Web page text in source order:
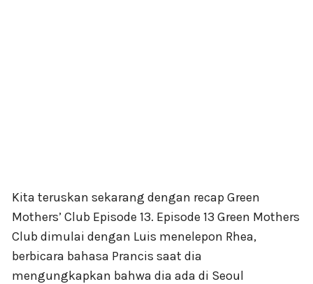
Kita teruskan sekarang dengan recap Green
Mothers’ Club Episode 13. Episode 13 Green Mothers
Club dimulai dengan Luis menelepon Rhea,
berbicara bahasa Prancis saat dia
mengungkapkan bahwa dia ada di Seoul